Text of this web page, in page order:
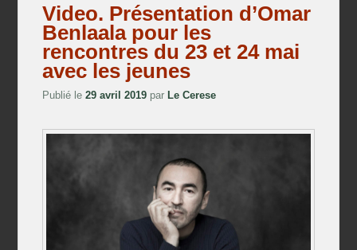
Video. Présentation d’Omar
Benlaala pour les
rencontres du 23 et 24 mai
avec les jeunes
Publié le29 avril 2019 parLe Cerese